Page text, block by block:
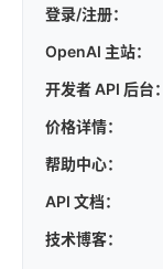
登录/注册：
OpenAI 主站：
开发者 API 后台：
价格详情：
帮助中心：
API 文档：
技术博客：